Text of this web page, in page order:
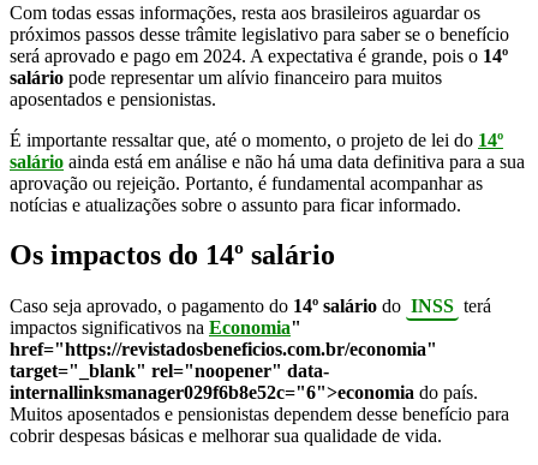
Com todas essas informações, resta aos brasileiros aguardar os
próximos passos desse trâmite legislativo para saber se o benefício
será aprovado e pago em 2024. A expectativa é grande, pois o 14º
salário pode representar um alívio financeiro para muitos
aposentados e pensionistas.
É importante ressaltar que, até o momento, o projeto de lei do 14º
salário ainda está em análise e não há uma data definitiva para a sua
aprovação ou rejeição. Portanto, é fundamental acompanhar as
notícias e atualizações sobre o assunto para ficar informado.
Os impactos do 14º salário
Caso seja aprovado, o pagamento do 14º salário do INSS terá
impactos significativos na Economia"
href="https://revistadosbeneficios.com.br/economia"
target="_blank" rel="noopener" data-
internallinksmanager029f6b8e52c="6">economia do país.
Muitos aposentados e pensionistas dependem desse benefício para
cobrir despesas básicas e melhorar sua qualidade de vida.